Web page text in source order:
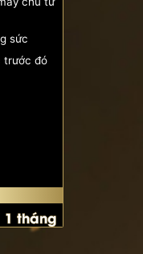
sức
trước đó
1 tháng